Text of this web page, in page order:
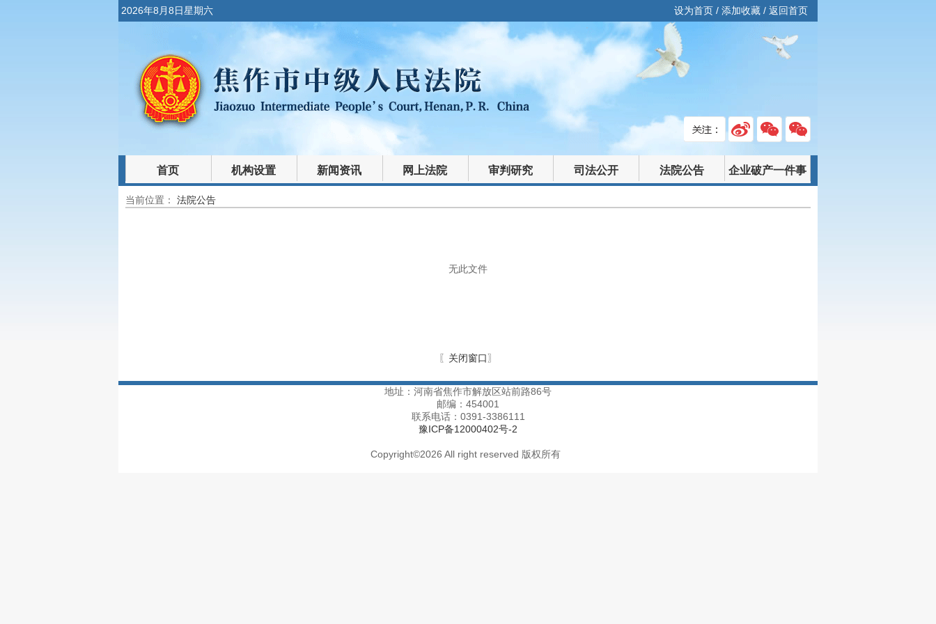
2026年8月8日星期六 设为首页/ 添加收藏/ 返回首页
首页 机构设置 新闻资讯 网上法院 审判研究 司法公开 法院公告 企业破产一件事
裁判文书
当前位置： 法院公告
无此文件
〖 关闭窗口〗
地址：河南省焦作市解放区站前路86号
邮编：454001
联系电话：0391-3386111
豫ICP备12000402号-2
Copyright©2026 All right reserved 版权所有